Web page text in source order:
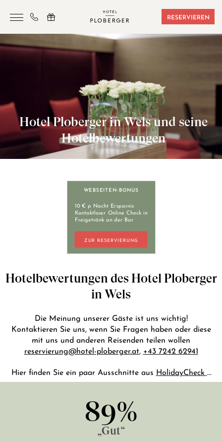
RESERVIEREN
HOTEL
SAUNA & SPORT
SEMINARE
ANGEBOTE
LAGE & FREIZEIT
KONTAKT
+43 7242 629 41
RESERVIERUNG@HOTEL-PLOBERGER.AT
Hotel Ploberger in Wels und seine
Hotelbewertungen
WEBSEITEN-BONUS
10 € p Nacht Ersparnis
Kontaktloser Online Check in
Freigetränk an der Bar
ZUR RESERVIERUNG
Hotelbewertungen des Hotel Ploberger
in Wels
Die Meinung unserer Gäste ist uns wichtig!
Kontaktieren Sie uns, wenn Sie Fragen haben oder diese
mit uns und anderen Reisenden teilen wollen
reservierung@hotel-ploberger.at, +43 7242 62941
Hier finden Sie ein paar Ausschnitte aus HolidayCheck …
89%
„Gut“